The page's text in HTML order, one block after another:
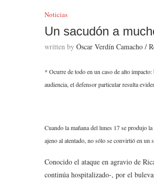
Noticias
Un sacudón a
written by Óscar Verdín Camacho /
* Ocurre de todo en un caso de alto
audiencia, el defensor particular resulta
Cuando la mañana del lunes 17 se produjo
ajeno al atentado, no sólo se convirtió en un
Conocido el ataque en agravio de
continúa hospitalizado-, por el